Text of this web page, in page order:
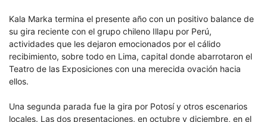
Kala Marka termina el presente año con un positivo balance de
su gira reciente con el grupo chileno Illapu por Perú,
actividades que les dejaron emocionados por el cálido
recibimiento, sobre todo en Lima, capital donde abarrotaron el
Teatro de las Exposiciones con una merecida ovación hacia
ellos.
Una segunda parada fue la gira por Potosí y otros escenarios
locales. Las dos presentaciones, en octubre y diciembre, en el